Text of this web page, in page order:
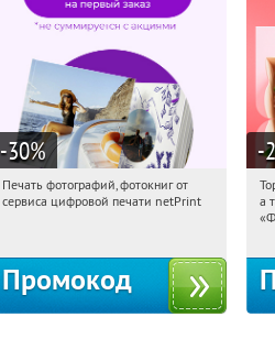
-30%
19:14:41 Получили:
Печать фотографий, фотокниг от
сервиса цифровой печати netPrint
Промокод
-
а